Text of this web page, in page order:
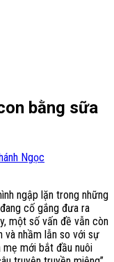
bằng sữa
Ngọc
ngập lặn trong những
cố gắng đưa ra
một số vấn đề vẫn còn
và nhầm lẫn so với sự
mới bắt đầu nuôi